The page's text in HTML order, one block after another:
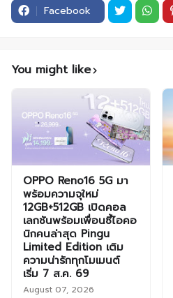
Facebook
You might like
OPPO Reno16 5G มา
พร้อมความจุใหม่
12GB+512GB เปิดคอล
เลกชันพร้อมเพื่อนซี้ไอคอ
นิกคนล่าสุด Pingu
Limited Edition เติม
ความน่ารักทุกโมเมนต์
เริ่ม 7 ส.ค. 69
August 07, 2026